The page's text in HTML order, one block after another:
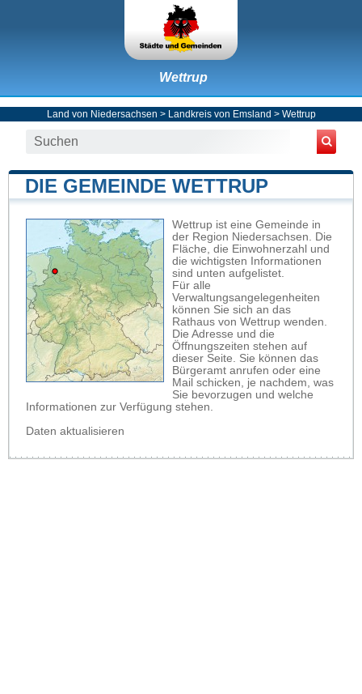
Wettrup
Land von Niedersachsen > Landkreis von Emsland > Wettrup
DIE GEMEINDE WETTRUP
Wettrup ist eine Gemeinde in
der Region Niedersachsen. Die
Fläche, die Einwohnerzahl und
die wichtigsten Informationen
sind unten aufgelistet.
Für alle
Verwaltungsangelegenheiten
können Sie sich an das
Rathaus von Wettrup wenden.
Die Adresse und die
Öffnungszeiten stehen auf
dieser Seite. Sie können das
Bürgeramt anrufen oder eine
Mail schicken, je nachdem, was
Sie bevorzugen und welche
Informationen zur Verfügung stehen.
Daten aktualisieren